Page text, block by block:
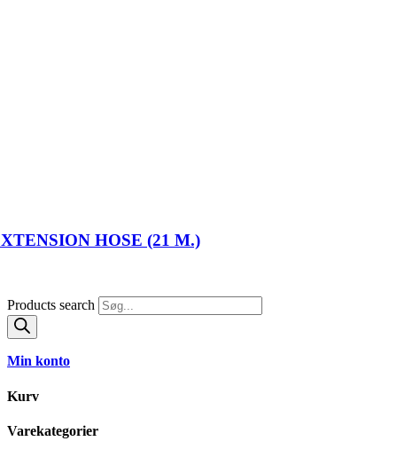
HOSE (21 M.)
Products search
Min konto
Kurv
Varekategorier